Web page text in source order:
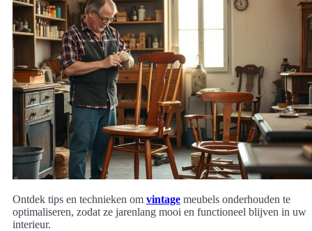
Ontdek tips en technieken om vintage meubels onderhouden te
optimaliseren, zodat ze jarenlang mooi en functioneel blijven in uw
interieur.